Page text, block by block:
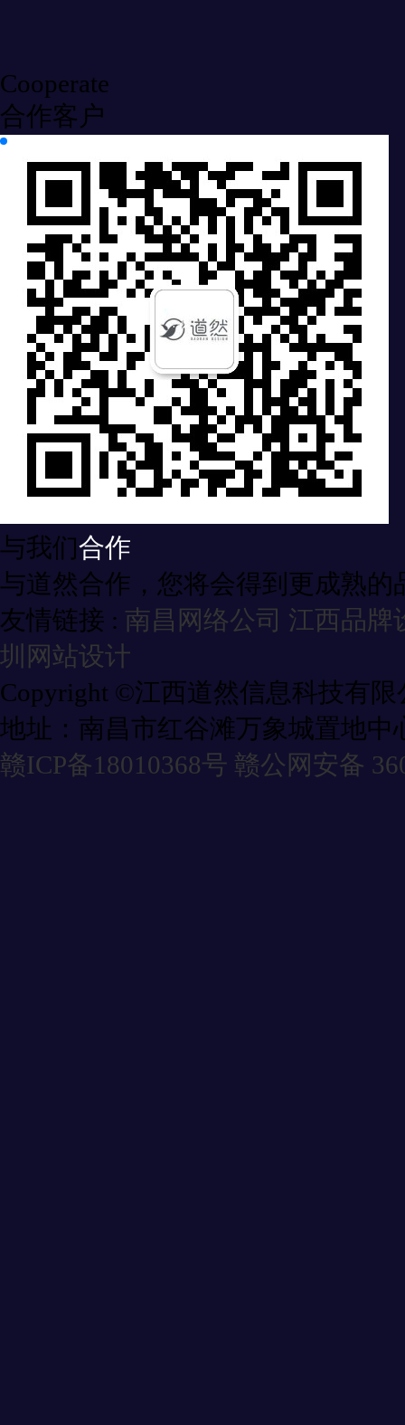
Cooperate
合作客户
与我们合作
与道然合作，您将会得到更成熟的
友情链接 : 南昌网络公司 江西品牌
圳网站设计
Copyright ©江西道然信息科技有限
地址：南昌市红谷滩万象城置地中
赣ICP备18010368号 赣公网安备